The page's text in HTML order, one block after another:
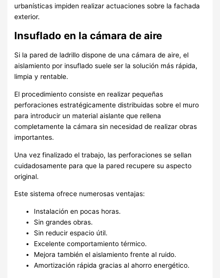
urbanísticas impiden realizar actuaciones sobre la fachada
exterior.
Insuflado en la cámara de aire
Si la pared de ladrillo dispone de una cámara de aire, el
aislamiento por insuflado suele ser la solución más rápida,
limpia y rentable.
El procedimiento consiste en realizar pequeñas
perforaciones estratégicamente distribuidas sobre el muro
para introducir un material aislante que rellena
completamente la cámara sin necesidad de realizar obras
importantes.
Una vez finalizado el trabajo, las perforaciones se sellan
cuidadosamente para que la pared recupere su aspecto
original.
Este sistema ofrece numerosas ventajas:
Instalación en pocas horas.
Sin grandes obras.
Sin reducir espacio útil.
Excelente comportamiento térmico.
Mejora también el aislamiento frente al ruido.
Amortización rápida gracias al ahorro energético.